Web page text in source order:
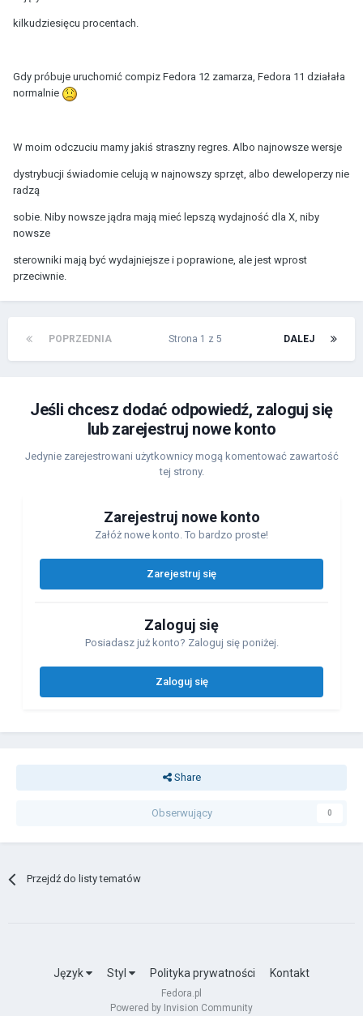
kilkudziesięcu procentach.
Gdy próbuje uruchomić compiz Fedora 12 zamarza, Fedora 11 działała
normalnie
W moim odczuciu mamy jakiś straszny regres. Albo najnowsze wersje
dystrybucji świadomie celują w najnowszy sprzęt, albo deweloperzy nie
radzą
sobie. Niby nowsze jądra mają mieć lepszą wydajność dla X, niby
nowsze
sterowniki mają być wydajniejsze i poprawione, ale jest wprost
przeciwnie.
POPRZEDNIA DALEJ
Strona 1 z 5
Jeśli chcesz dodać odpowiedź, zaloguj się
lub zarejestruj nowe konto
Jedynie zarejestrowani użytkownicy mogą komentować zawartość
tej strony.
Zarejestruj nowe konto
Załóż nowe konto. To bardzo proste!
Zarejestruj się
Zaloguj się
Posiadasz już konto? Zaloguj się poniżej.
Zaloguj się
Share
Obserwujący 0
Przejdź do listy tematów
Język Styl Polityka prywatności Kontakt
Fedora.pl
Powered by Invision Community